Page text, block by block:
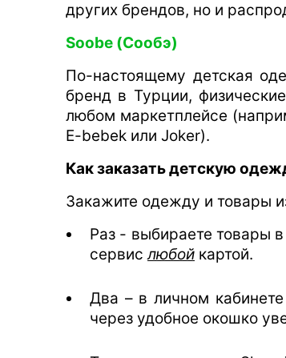
других брендов, но и
Soobe (Сообэ)
По-настоящему детская
бренд в Турции,
любом маркетплейсе
E-bebek или Joker).
Как заказать детскую
Закажите одежду и товары
Раз - выбираете товары
сервислюбой картой.
Два – в личном
через удобное окошко